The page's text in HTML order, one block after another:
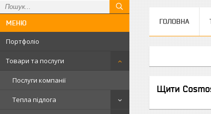
Портфоліо
Товари та послуги
Послуги компанії
Тепла підлога
ГОЛОВНА
Щити